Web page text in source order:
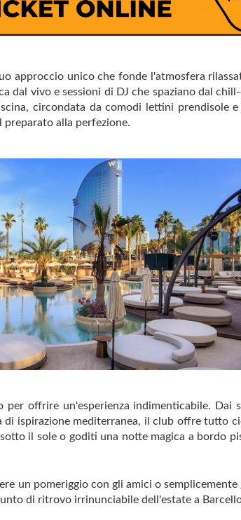
approccio unico che fonde l'atmosfera
dal vivo e sessioni di DJ che spaziano dal
circondata da comodi lettini prendisole
alla perfezione.
offrire un'esperienza indimenticabile. Dai
di ispirazione mediterranea, il club offre tutto
il sole o goditi una notte magica a bordo
un pomeriggio con gli amici o
di ritrovo irrinunciabile dell'estate a